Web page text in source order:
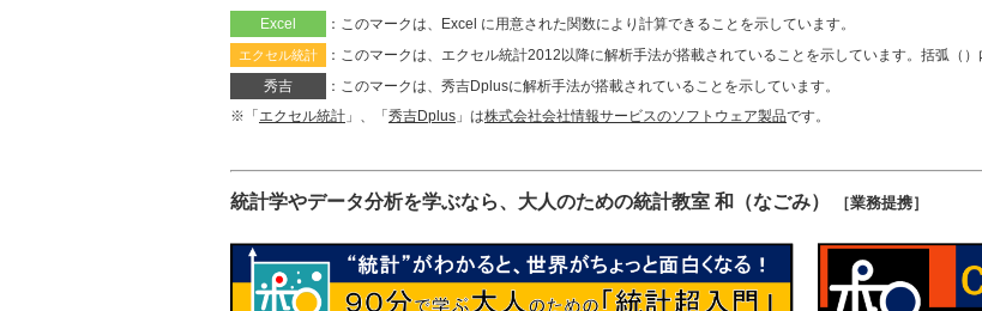
Excel ：このマークは、Excel に用意された関数により計算できることを示しています。
エクセル統計
：このマークは、エクセル統計2012以降に解析手法が搭載されていることを示しています。括弧（
秀吉
：このマークは、秀吉Dplusに解析手法が搭載されていることを示しています。
※「 エクセル統計 」、「 秀吉Dplus 」は株式会社会社情報サービスのソフトウェア製品です。
統計学やデータ分析を学ぶなら、大人のための統計教室 和（なごみ） ［業務提携］